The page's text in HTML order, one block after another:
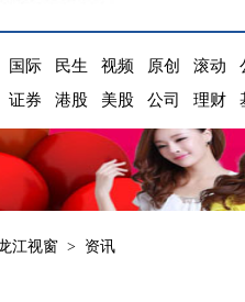
国际 民生 视频 原创 滚动
证券 港股 美股 公司 理财
江视窗 > 资讯